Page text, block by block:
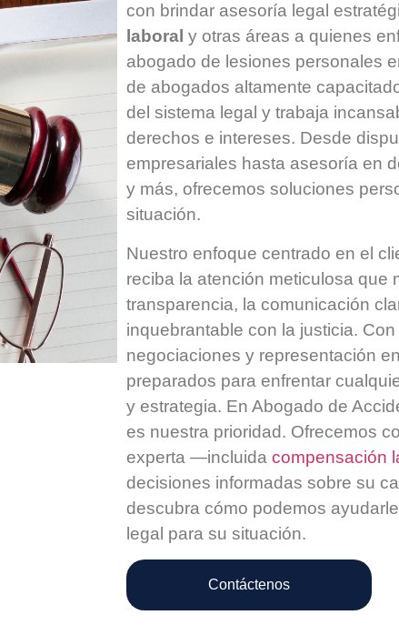
con brindar asesoría legal
laboral y otras áreas a quienes
abogado de lesiones personales
de abogados altamente
del sistema legal y trabaja
derechos e intereses. Desde
empresariales hasta asesoría en
y más, ofrecemos soluciones
situación.
Nuestro enfoque centrado en el
reciba la atención meticulosa que
transparencia, la comunicación
inquebrantable con la justicia.
negociaciones y representación
preparados para enfrentar
y estrategia. En Abogado de
es nuestra prioridad. Ofrecemos
experta —incluida compensación
decisiones informadas sobre su
descubra cómo podemos
legal para su situación.
Contáctenos